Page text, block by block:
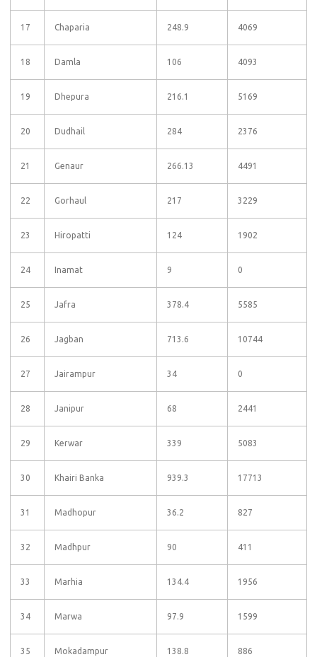
17 Chaparia 248.9 4069
18 Damla 106 4093
19 Dhepura 216.1 5169
20 Dudhail 284 2376
21 Genaur 266.13 4491
22 Gorhaul 217 3229
23 Hiropatti 124 1902
24 Inamat 9 0
25 Jafra 378.4 5585
26 Jagban 713.6 10744
27 Jairampur 34 0
28 Janipur 68 2441
29 Kerwar 339 5083
30 Khairi Banka 939.3 17713
31 Madhopur 36.2 827
32 Madhpur 90 411
33 Marhia 134.4 1956
34 Marwa 97.9 1599
35 Mokadampur 138.8 886